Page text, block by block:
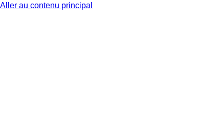
Aller au contenu principal